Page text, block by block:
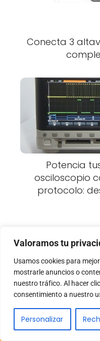
Valoramos tu
Usamos cookies para
mostrarle anuncios o
nuestro tráfico. Al hacer
consentimiento a nuestro
Personalizar
Conecta 3
Potencia
osciloscopio
protocolo:
TuOsciloscopio.com
voltios: todo lo que
Aviso Legal Contacto